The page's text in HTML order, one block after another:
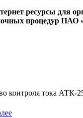
ресурсы для
процедур
контроля тока АТК-